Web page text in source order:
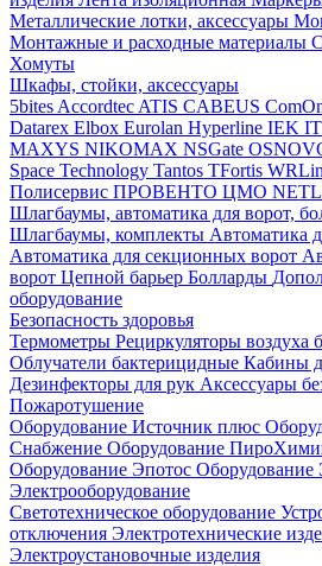
Металлические лотки, аксессуары
Монтажные и расходные материалы
Хомуты
Шкафы, стойки, аксессуары
5bites Accordtec ATIS CABEUS
Datarex Elbox Eurolan Hyperline IEK
MAXYS NIKOMAX NSGate
Space Technology Tantos TFortis
Полисервис ПРОВЕНТО ЦМО
Шлагбаумы, автоматика для ворот,
Шлагбаумы, комплекты Автоматика
Автоматика для секционных ворот
ворот Цепной барьер Болларды
оборудование
Безопасность здоровья
Термометры Рециркуляторы воздуха
Облучатели бактерицидные Кабины
Дезинфекторы для рук Аксессуары
Пожаротушение
Оборудование Источник плюс
Снабжение Оборудование
Оборудование Эпотос
Электрооборудование
Светотехническое оборудование
отключения Электротехнические
Электроустановочные изделия